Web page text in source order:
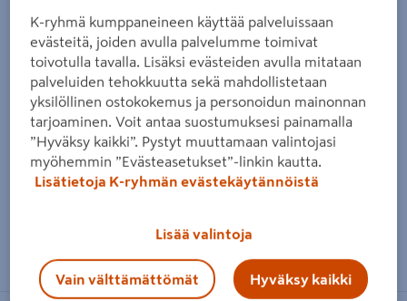
Zoomaa kuvaa sormilla kosketusnäytöllä
K-ryhmä kumppaneineen käyttää palveluissaan
evästeitä, joiden avulla palvelumme toimivat
toivotulla tavalla. Lisäksi evästeiden avulla mitataan
palveluiden tehokkuutta sekä mahdollistetaan
yksilöllinen ostokokemus ja personoidun mainonnan
tarjoaminen. Voit antaa suostumuksesi painamalla
”Hyväksy kaikki”. Pystyt muuttamaan valintojasi
myöhemmin ”Evästeasetukset”-linkin kautta.
Lisätietoja K-ryhmän evästekäytännöistä
Lisää valintoja
Vain välttämättömät Hyväksy kaikki